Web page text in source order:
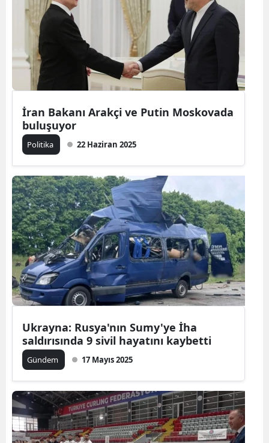
İran Bakanı Arakçi ve Putin Moskovada
buluşuyor
Politika 22 Haziran 2025
Ukrayna: Rusya'nın Sumy'ye İha
saldırısında 9 sivil hayatını kaybetti
Gündem 17 Mayıs 2025